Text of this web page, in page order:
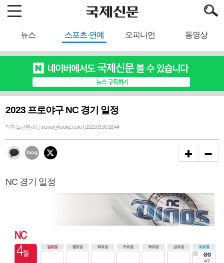
뉴스 스포츠·연예 오피니언 동영상
2023 프로야구 NC 경기 일정
디지털콘텐츠팀 inews@kookje.co.kr | 2023.03.30 18:44
NC 경기 일정